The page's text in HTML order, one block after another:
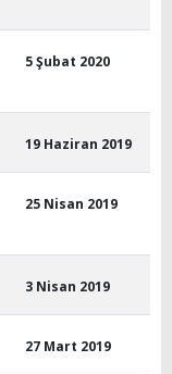
5 Şubat 2020
19 Haziran 2019
25 Nisan 2019
3 Nisan 2019
27 Mart 2019